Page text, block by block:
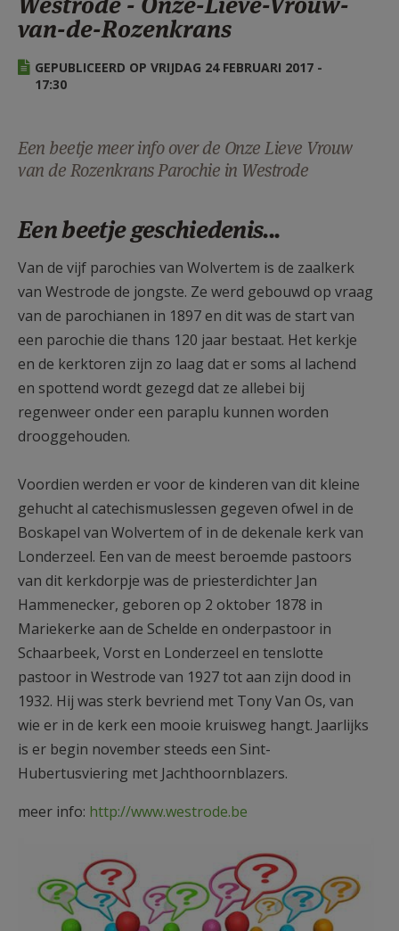
AANMELDEN OF REGISTREREN
van-de-Rozenkrans
GEPUBLICEERD OP VRIJDAG 24 FEBRUARI 2017 -
17:30
Een beetje meer info over de Onze Lieve Vrouw
van de Rozenkrans Parochie in Westrode
Een beetje geschiedenis...
Van de vijf parochies van Wolvertem is de zaalkerk
van Westrode de jongste. Ze werd gebouwd op vraag
van de parochianen in 1897 en dit was de start van
een parochie die thans 120 jaar bestaat. Het kerkje
en de kerktoren zijn zo laag dat er soms al lachend
en spottend wordt gezegd dat ze allebei bij
regenweer onder een paraplu kunnen worden
drooggehouden.
Voordien werden er voor de kinderen van dit kleine
gehucht al catechismuslessen gegeven ofwel in de
Boskapel van Wolvertem of in de dekenale kerk van
Londerzeel. Een van de meest beroemde pastoors
van dit kerkdorpje was de priesterdichter Jan
Hammenecker, geboren op 2 oktober 1878 in
Mariekerke aan de Schelde en onderpastoor in
Schaarbeek, Vorst en Londerzeel en tenslotte
pastoor in Westrode van 1927 tot aan zijn dood in
1932. Hij was sterk bevriend met Tony Van Os, van
wie er in de kerk een mooie kruisweg hangt. Jaarlijks
is er begin november steeds een Sint-
Hubertusviering met Jachthoornblazers.
meer info: http://www.westrode.be